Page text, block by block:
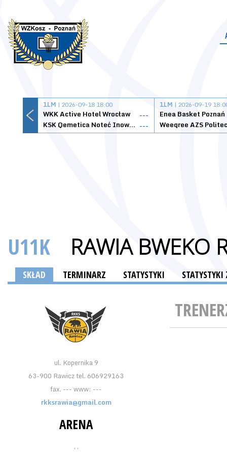
1LM | 2026-09-18 18:00
WKK Active Hotel Wrocław
---
KSK Qemetica Noteć Inowrocław ---
1LM | 2026-09-19
Enea Basket Poznań
U11K RAWIA BWEKO
SKŁAD TERMINARZ STATYSTYKI
ul. Kopernika 9
63-900 Rawicz tel. 606929163
fax. --- www: ---
rkksrawia@gmail.com
ARENA
, ,